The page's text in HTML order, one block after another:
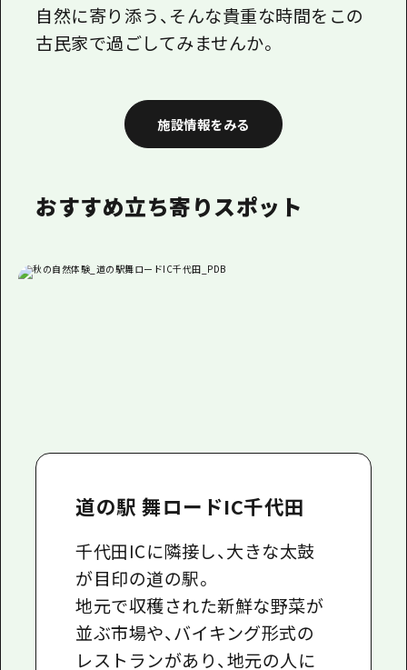
自然に寄り添う、そんな貴重な時間をこの
古民家で過ごしてみませんか。
施設情報をみる
おすすめ立ち寄りスポット
道の駅 舞ロードIC千代田
千代田ICに隣接し、大きな太鼓
が目印の道の駅。
地元で収穫された新鮮な野菜が
並ぶ市場や、バイキング形式の
レストランがあり、地元の人に